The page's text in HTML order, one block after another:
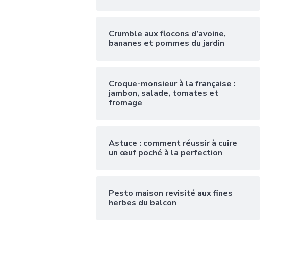
Crumble aux flocons d’avoine,
bananes et pommes du jardin
Croque-monsieur à la française :
jambon, salade, tomates et
fromage
Astuce : comment réussir à cuire
un œuf poché à la perfection
Pesto maison revisité aux fines
herbes du balcon